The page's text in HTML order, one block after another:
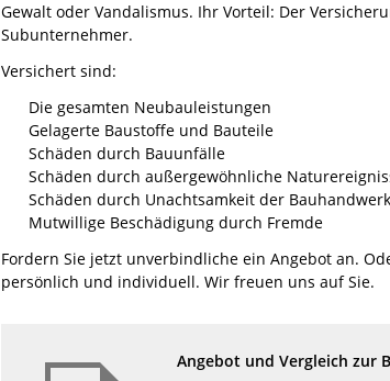
Gewalt oder Vandalismus. Ihr Vorteil: Der
Subunternehmer.
Versichert sind:
Die gesamten Neubauleistungen
Gelagerte Baustoffe und Bauteile
Schäden durch Bauunfälle
Schäden durch außergewöhnliche
Schäden durch Unachtsamkeit der
Mutwillige Beschädigung durch Fremde
Fordern Sie jetzt unverbindliche ein Angebot an.
persönlich und individuell. Wir freuen uns auf Sie.
Angebot und Vergleich zur